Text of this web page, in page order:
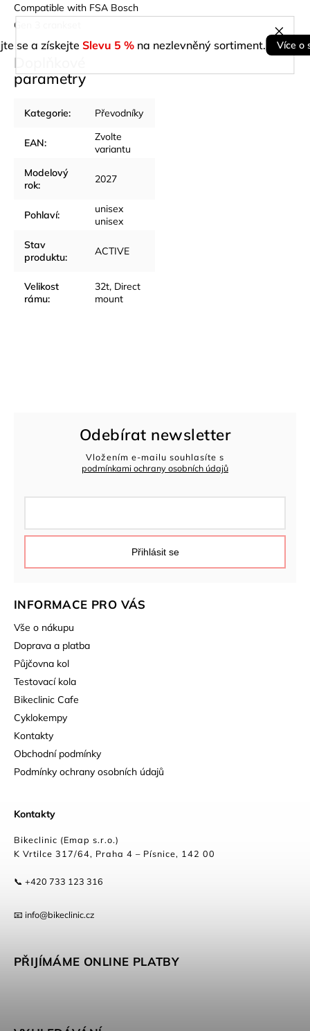
se a získejte Slevu 5 % na nezlevněný sortiment. Více o
Compatible with FSA Bosch
Gen 3 crankset
Doplňkové
parametry
Kategorie: Převodníky
EAN:
Zvolte
variantu
Modelový
rok: 2027
Pohlaví:
unisex
unisex
Stav
produktu: ACTIVE
Velikost
rámu:
32t, Direct
mount
INFORMACE PRO VÁS
Vše o nákupu
Doprava a platba
Půjčovna kol
Testovací kola
Bikeclinic Cafe
Cyklokempy
Kontakty
Obchodní podmínky
Podmínky ochrany osobních údajů
Kontakty
Bikeclinic (Emap s.r.o.)
K Vrtilce 317/64, Praha 4 – Písnice, 142 00
📞 +420 733 123 316
📧 info@bikeclinic.cz
Odebírat newsletter
Vložením e-mailu souhlasíte s
podmínkami ochrany osobních údajů
Přihlásit se
PŘIJÍMÁME ONLINE PLATBY